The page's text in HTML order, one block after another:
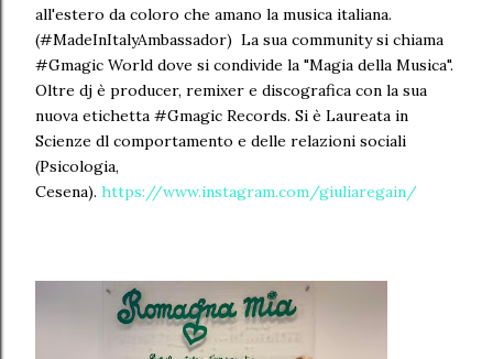
all'estero da coloro che amano la musica italiana.
(#MadeInItalyAmbassador) La sua community si chiama
#Gmagic World dove si condivide la "Magia della Musica".
Oltre dj è producer, remixer e discografica con la sua
nuova etichetta #Gmagic Records. Si è Laureata in
Scienze dl comportamento e delle relazioni sociali
(Psicologia,
Cesena). https://www.instagram.com/giuliaregain/